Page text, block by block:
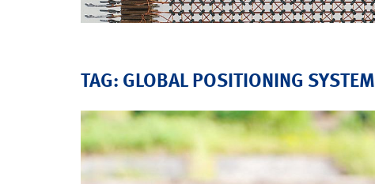
TAG: GLOBAL POSITIONING SYSTEM